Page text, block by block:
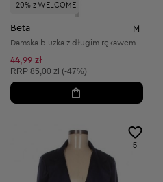
-20% z WELCOME
Beta M
Damska bluzka z długim rękawem
44,99 zł
Cena sugerowana:
RRP 85,00 zł (-47%)
5